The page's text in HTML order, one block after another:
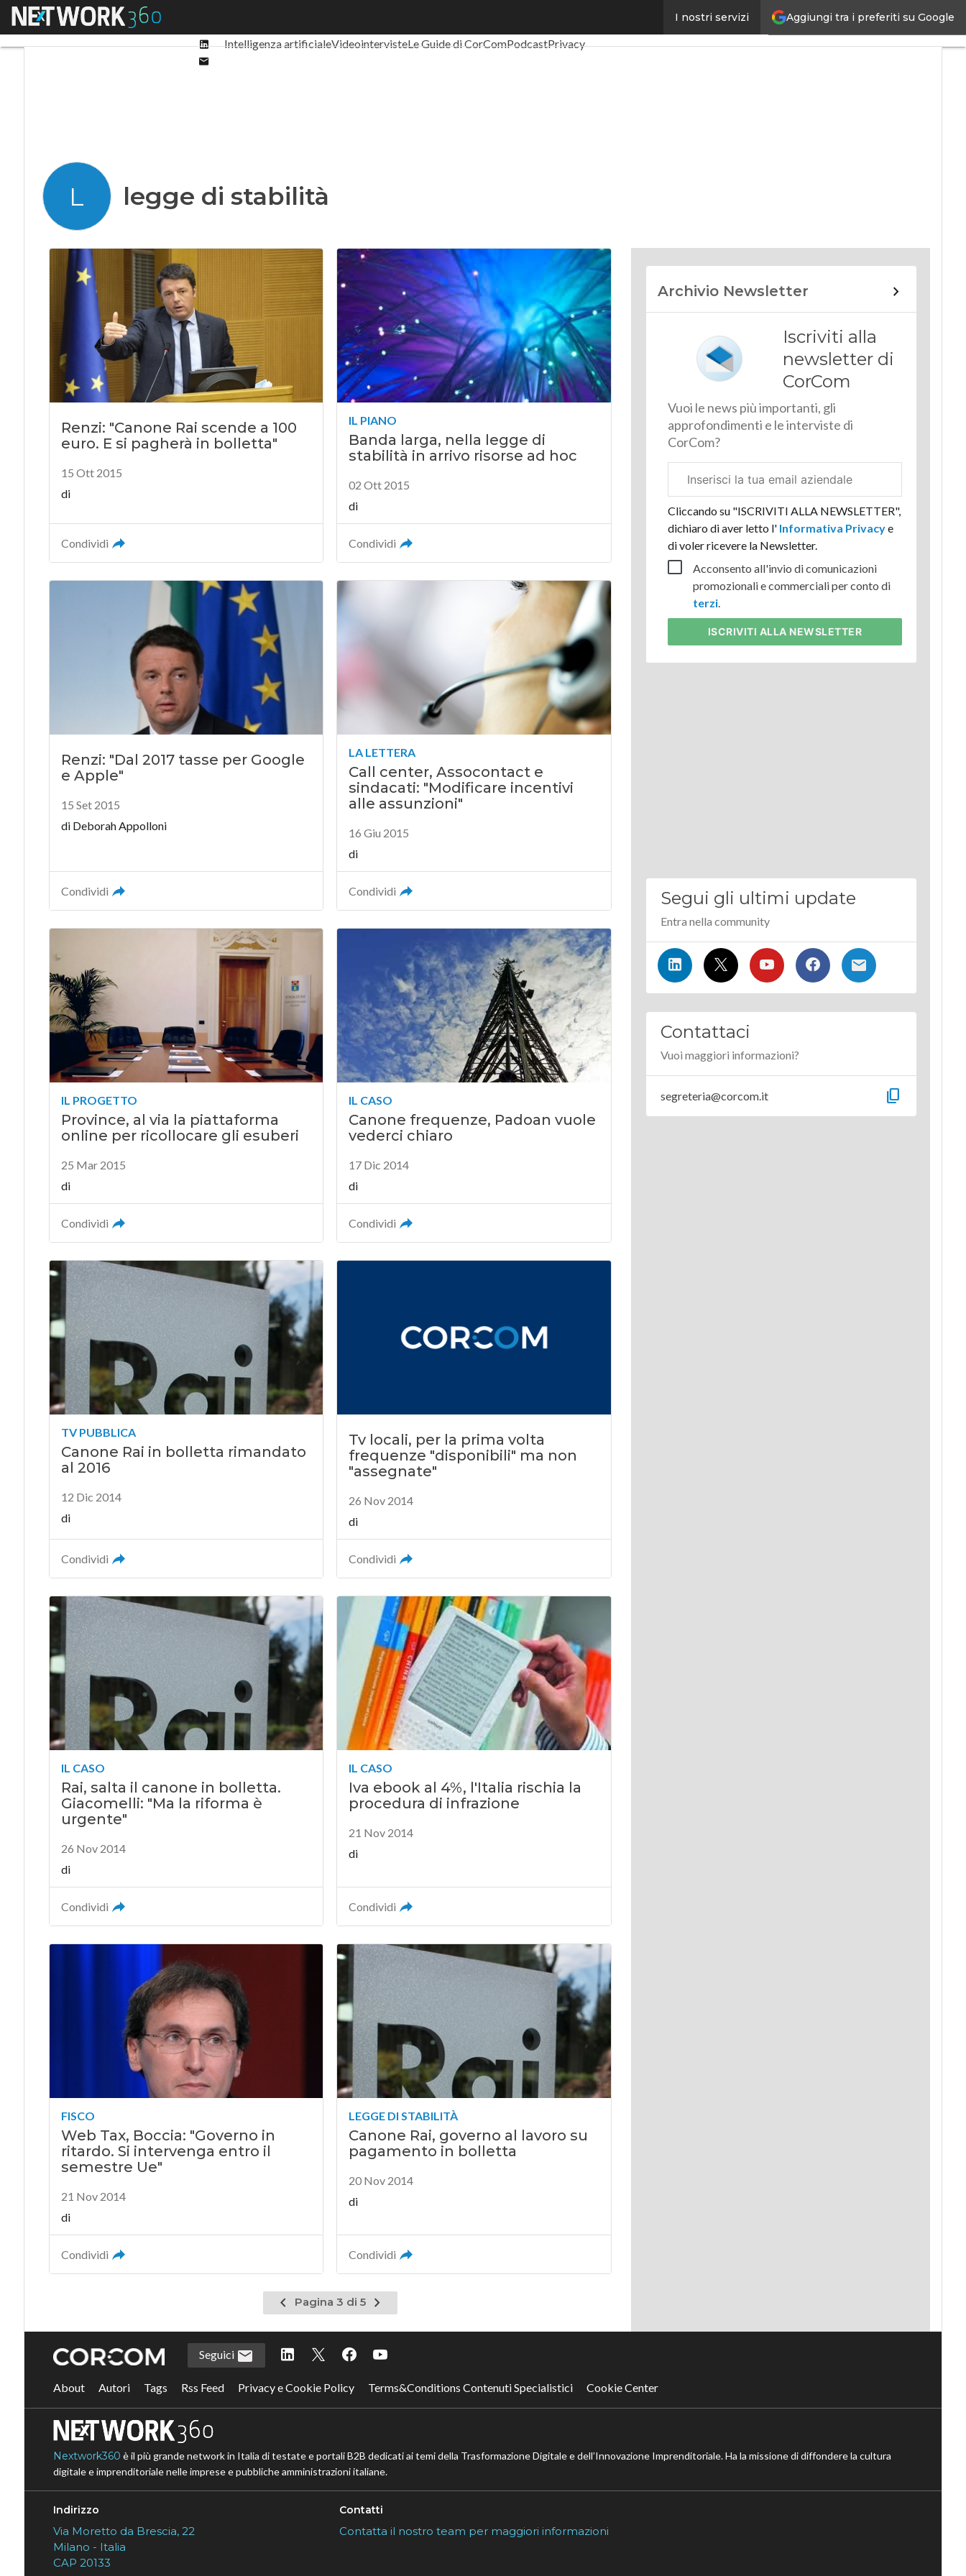
Aggiungi tra i preferiti su Google
I nostri servizi
Menu
Linkedin
Intelligenza artificialeVideointervisteLe Guide di CorComPodcastPrivacy
L legge di stabilità
Renzi: "Canone Rai scende a 100
euro. E si pagherà in bolletta"
15 Ott 2015
di
Condividi
IL PIANO
Banda larga, nella legge di
stabilità in arrivo risorse ad hoc
02 Ott 2015
di
Condividi
Renzi: "Dal 2017 tasse per Google
e Apple"
15 Set 2015
di Deborah Appolloni
Condividi
LA LETTERA
Call center, Assocontact e
sindacati: "Modificare incentivi
alle assunzioni"
16 Giu 2015
di
Condividi
IL PROGETTO
Province, al via la piattaforma
online per ricollocare gli esuberi
25 Mar 2015
di
Condividi
IL CASO
Canone frequenze, Padoan vuole
vederci chiaro
17 Dic 2014
di
Condividi
TV PUBBLICA
Canone Rai in bolletta rimandato
al 2016
12 Dic 2014
di
Condividi
Tv locali, per la prima volta
frequenze "disponibili" ma non
"assegnate"
26 Nov 2014
di
Condividi
IL CASO
Rai, salta il canone in bolletta.
Giacomelli: "Ma la riforma è
urgente"
26 Nov 2014
di
Condividi
IL CASO
Iva ebook al 4%, l'Italia rischia la
procedura di infrazione
21 Nov 2014
di
Condividi
FISCO
Web Tax, Boccia: "Governo in
ritardo. Si intervenga entro il
semestre Ue"
21 Nov 2014
di
Condividi
LEGGE DI STABILITÀ
Canone Rai, governo al lavoro su
pagamento in bolletta
20 Nov 2014
di
Condividi
Pagina
precedente
Pagina 3 di 5
Pagina
successiva
Archivio Newsletter
Iscriviti alla
newsletter di
CorCom
Vuoi le news più importanti, gli
approfondimenti e le interviste di
CorCom?
aziendale
Cliccando su "ISCRIVITI ALLA NEWSLETTER",
dichiaro di aver letto l'Informativa Privacye
di voler ricevere la Newsletter.
Acconsento all'invio di comunicazioni
promozionali e commerciali per conto di
terzi.
ISCRIVITI ALLA NEWSLETTER
Segui gli ultimi update
Entra nella community
Contattaci
Vuoi maggiori informazioni?
segreteria@corcom.it content_copy
Seguici
About Autori Tags Rss Feed Privacy e Cookie Policy Terms&Conditions Contenuti Specialistici Cookie Center
Nextwork360 è il più grande network in Italia di testate e portali B2B dedicati ai temi della Trasformazione Digitale e dell’Innovazione Imprenditoriale. Ha la missione di diffondere la cultura
digitale e imprenditoriale nelle imprese e pubbliche amministrazioni italiane.
Indirizzo
Via Moretto da Brescia, 22
Milano - Italia
CAP 20133
Contatti
Contatta il nostro team per maggiori informazioni